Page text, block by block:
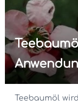
Teebaumöl